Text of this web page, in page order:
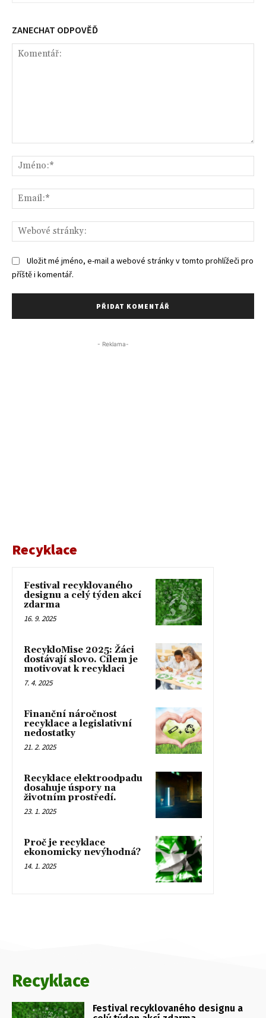
ZANECHAT ODPOVĚĎ
Uložit mé jméno, e-mail a webové stránky v tomto prohlížeči pro
příště i komentář.
- Reklama-
Recyklace
Festival recyklovaného
designu a celý týden akcí
zdarma
16. 9. 2025
RecykloMise 2025: Žáci
dostávají slovo. Cílem je
motivovat k recyklaci
7. 4. 2025
Finanční náročnost
recyklace a legislativní
nedostatky
21. 2. 2025
Recyklace elektroodpadu
dosahuje úspory na
životním prostředí.
23. 1. 2025
Proč je recyklace
ekonomicky nevýhodná?
14. 1. 2025
Recyklace
Festival recyklovaného designu a